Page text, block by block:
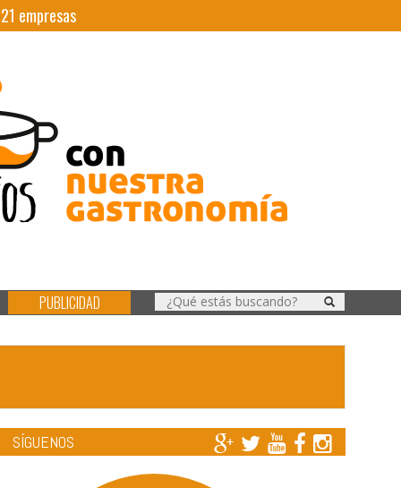
21 empresas
PUBLICIDAD
SÍGUENOS